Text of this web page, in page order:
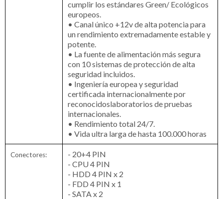
cumplir los estándares Green/ Ecológicos
europeos.
• Canal único +12v de alta potencia para
un rendimiento extremadamente estable y
potente.
• La fuente de alimentación más segura
con 10 sistemas de protección de alta
seguridad incluidos.
• Ingeniería europea y seguridad
certificada internacionalmente por
reconocidoslaboratorios de pruebas
internacionales.
• Rendimiento total 24/7.
• Vida ultra larga de hasta 100.000 horas
Conectores:
- 20+4 PIN
- CPU 4 PIN
- HDD 4 PIN x 2
- FDD 4 PIN x 1
- SATA x 2